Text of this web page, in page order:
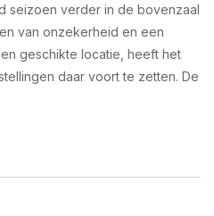
seizoen verder in de bovenzaal
van onzekerheid en een
geschikte locatie, heeft het
daar voort te zetten. De